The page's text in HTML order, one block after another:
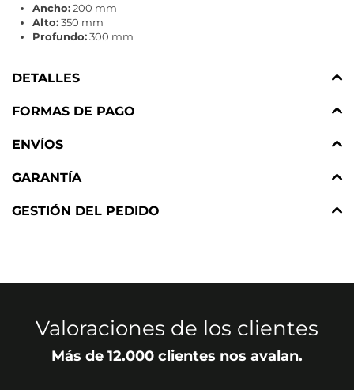
Ancho:200 mm
Alto:350 mm
Profundo:300 mm
DETALLES
FORMAS DE PAGO
ENVÍOS
GARANTÍA
GESTIÓN DEL PEDIDO
Valoraciones de los clientes
Más de 12.000 clientes nos avalan.